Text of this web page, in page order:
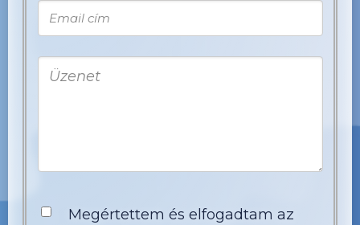
Megértettem és elfogadtam az